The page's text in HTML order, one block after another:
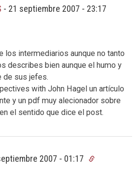
- 21 septiembre 2007 - 23:17
los intermediarios aunque no tanto
describes bien aunque el humo y
de sus jefes.
with John Hagel un artículo
y un pdf muy alecionador sobre
el sentido que dice el post.
2007 - 01:17